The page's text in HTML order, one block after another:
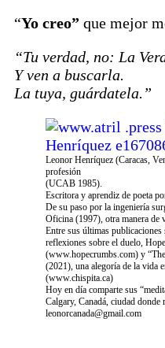
“Yo creo” que mejor
“Tu verdad, no: La
Y ven a buscarla.
La tuya, guárdatela.”
Leonor Henríquez (Caracas,
profesión
(UCAB 1985).
Escritora y aprendiz de poeta
De su paso por la ingeniería
Oficina (1997), otra manera de
Entre sus últimas publicaciones
reflexiones sobre el duelo,
(www.hopecrumbs.com) y
(2021), una alegoría de la vida
(www.chispita.ca)
Hoy en día comparte sus
Calgary, Canadá, ciudad donde
leonorcanada@gmail.com